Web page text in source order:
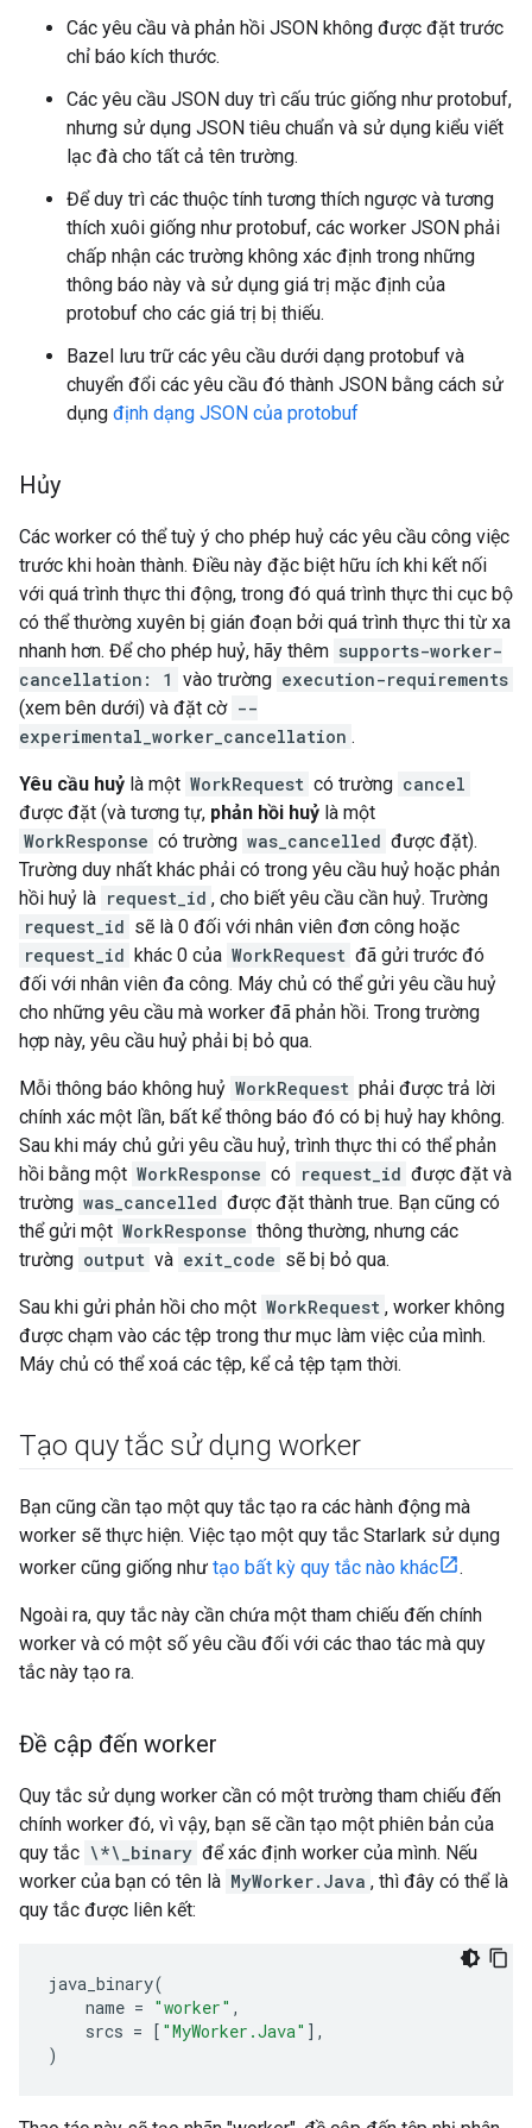
Các yêu cầu và phản hồi JSON không được đặt trước
chỉ báo kích thước.
Các yêu cầu JSON duy trì cấu trúc giống như protobuf,
nhưng sử dụng JSON tiêu chuẩn và sử dụng kiểu viết
lạc đà cho tất cả tên trường.
Để duy trì các thuộc tính tương thích ngược và tương
thích xuôi giống như protobuf, các worker JSON phải
chấp nhận các trường không xác định trong những
thông báo này và sử dụng giá trị mặc định của
protobuf cho các giá trị bị thiếu.
Bazel lưu trữ các yêu cầu dưới dạng protobuf và
chuyển đổi các yêu cầu đó thành JSON bằng cách sử
dụng định dạng JSON của protobuf
Hủy
Các worker có thể tuỳ ý cho phép huỷ các yêu cầu công việc
trước khi hoàn thành. Điều này đặc biệt hữu ích khi kết nối
với quá trình thực thi động, trong đó quá trình thực thi cục bộ
có thể thường xuyên bị gián đoạn bởi quá trình thực thi từ xa
nhanh hơn. Để cho phép huỷ, hãy thêm supports-worker-
cancellation: 1 vào trường execution-requirements
(xem bên dưới) và đặt cờ --
experimental_worker_cancellation .
Yêu cầu huỷ là một WorkRequest có trường cancel
được đặt (và tương tự, phản hồi huỷ là một
WorkResponse có trường was_cancelled được đặt).
Trường duy nhất khác phải có trong yêu cầu huỷ hoặc phản
hồi huỷ là request_id , cho biết yêu cầu cần huỷ. Trường
request_id sẽ là 0 đối với nhân viên đơn công hoặc
request_id khác 0 của WorkRequest đã gửi trước đó
đối với nhân viên đa công. Máy chủ có thể gửi yêu cầu huỷ
cho những yêu cầu mà worker đã phản hồi. Trong trường
hợp này, yêu cầu huỷ phải bị bỏ qua.
Mỗi thông báo không huỷ WorkRequest phải được trả lời
chính xác một lần, bất kể thông báo đó có bị huỷ hay không.
Sau khi máy chủ gửi yêu cầu huỷ, trình thực thi có thể phản
hồi bằng một WorkResponse có request_id được đặt và
trường was_cancelled được đặt thành true. Bạn cũng có
thể gửi một WorkResponse thông thường, nhưng các
trường output và exit_code sẽ bị bỏ qua.
Sau khi gửi phản hồi cho một WorkRequest , worker không
được chạm vào các tệp trong thư mục làm việc của mình.
Máy chủ có thể xoá các tệp, kể cả tệp tạm thời.
Tạo quy tắc sử dụng worker
Bạn cũng cần tạo một quy tắc tạo ra các hành động mà
worker sẽ thực hiện. Việc tạo một quy tắc Starlark sử dụng
worker cũng giống như tạo bất kỳ quy tắc nào khác .
Ngoài ra, quy tắc này cần chứa một tham chiếu đến chính
worker và có một số yêu cầu đối với các thao tác mà quy
tắc này tạo ra.
Đề cập đến worker
Quy tắc sử dụng worker cần có một trường tham chiếu đến
chính worker đó, vì vậy, bạn sẽ cần tạo một phiên bản của
quy tắc \*\_binary để xác định worker của mình. Nếu
worker của bạn có tên là MyWorker.Java , thì đây có thể là
quy tắc được liên kết:
java_binary(
name = "worker" ,
srcs = [ "MyWorker.Java" ],
)